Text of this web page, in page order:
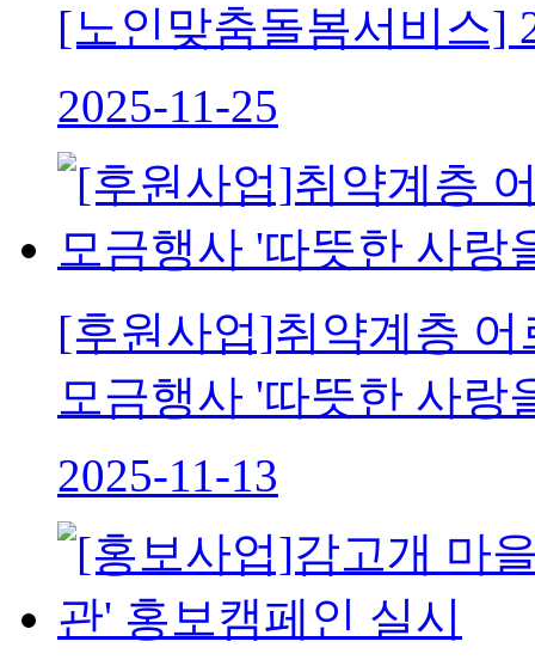
[노인맞춤돌봄서비스]
2025-11-25
[후원사업]취약계층
모금행사 '따뜻한 사랑
2025-11-13